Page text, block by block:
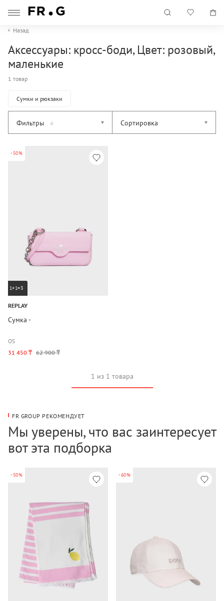
Назад
Аксессуары: кросс-боди, Цвет: розовый,
маленькие
1 товар
Сумки и рюкзаки
Фильтры 4 Сортировка
-50%
1+1=3
REPLAY
Сумка -
OS
31 450 ₸ 62 900 ₸
1 из 1 товара
FR GROUP РЕКОМЕНДУЕТ
Мы уверены, что вас заинтересует
вот эта подборка
-50% -60%